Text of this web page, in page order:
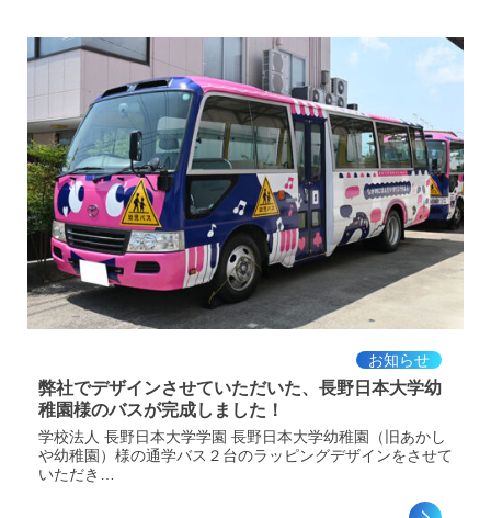
お知らせ
弊社でデザインさせていただいた、長野日本大学幼
稚園様のバスが完成しました！
学校法人 長野日本大学学園 長野日本大学幼稚園（旧あかし
や幼稚園）様の通学バス２台のラッピングデザインをさせて
いただき…